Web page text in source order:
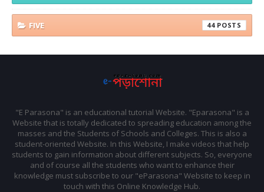
FIVE 44
"E Parasona" is an educational tutorial Website. "Eparasona" is a
Website that is totally dedicated to spreading education among the
masses and the Students of Schools and Colleges. This is also a
student-oriented Website. In this Website, I make videos that help
students to gain information about different subjects. So, everyone
and of course all the students who want to enhance their
knowledge must subscribe to our "eParasona" Website to keep in
touch with this Online Knowledge Hub.